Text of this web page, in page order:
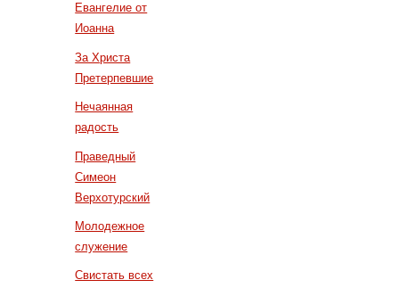
Евангелие от
Иоанна
За Христа
Претерпевшие
Нечаянная
радость
Праведный
Симеон
Верхотурский
Молодежное
служение
Свистать всех